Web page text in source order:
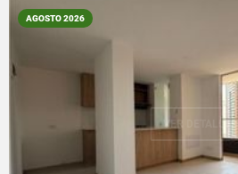
AGOSTO 2026
VER DETALLES